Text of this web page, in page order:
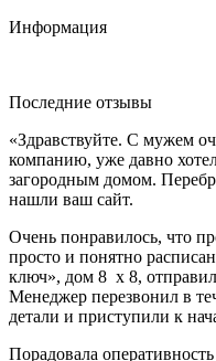
Информация
Последние отзывы
«Здравствуйте. С мужем
компанию, уже давно
загородным домом.
нашли ваш сайт.
Очень понравилось, что
просто и понятно
ключ», дом 8 х 8,
Менеджер перезвонил в
детали и приступили к
Порадовала